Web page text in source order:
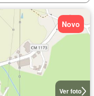
Ver foto
Novo